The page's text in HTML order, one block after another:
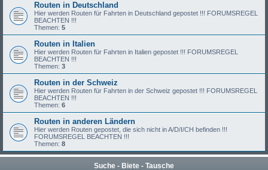
Routen in Deutschland
Hier werden Routen für Fahrten in Deutschland gepostet !!! FORUMSREGEL
BEACHTEN !!!
Themen: 5
Routen in Italien
Hier werden Routen für Fahrten in Italien gepostet !!! FORUMSREGEL
BEACHTEN !!!
Themen: 3
Routen in der Schweiz
Hier werden Routen für Fahrten in der Schweiz gepostet !!! FORUMSREGEL
BEACHTEN !!!
Themen: 6
Routen in anderen Ländern
Hier werden Routen gepostet, die sich nicht in A/D/I/CH befinden !!!
FORUMSREGEL BEACHTEN !!!
Themen: 8
Suche - Biete - Tausche